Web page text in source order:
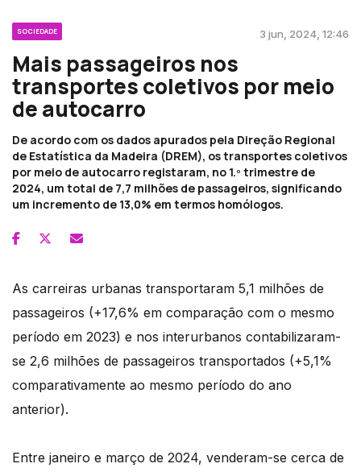
SOCIEDADE 3 jun, 2024, 12:46
Mais passageiros nos
transportes coletivos por meio
de autocarro
De acordo com os dados apurados pela Direção Regional
de Estatística da Madeira (DREM), os transportes coletivos
por meio de autocarro registaram, no 1.º trimestre de
2024, um total de 7,7 milhões de passageiros, significando
um incremento de 13,0% em termos homólogos.
As carreiras urbanas transportaram 5,1 milhões de
passageiros (+17,6% em comparação com o mesmo
período em 2023) e nos interurbanos contabilizaram-
se 2,6 milhões de passageiros transportados (+5,1%
comparativamente ao mesmo período do ano
anterior).
Entre janeiro e março de 2024, venderam-se cerca de